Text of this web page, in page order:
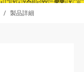
/ 製品詳細